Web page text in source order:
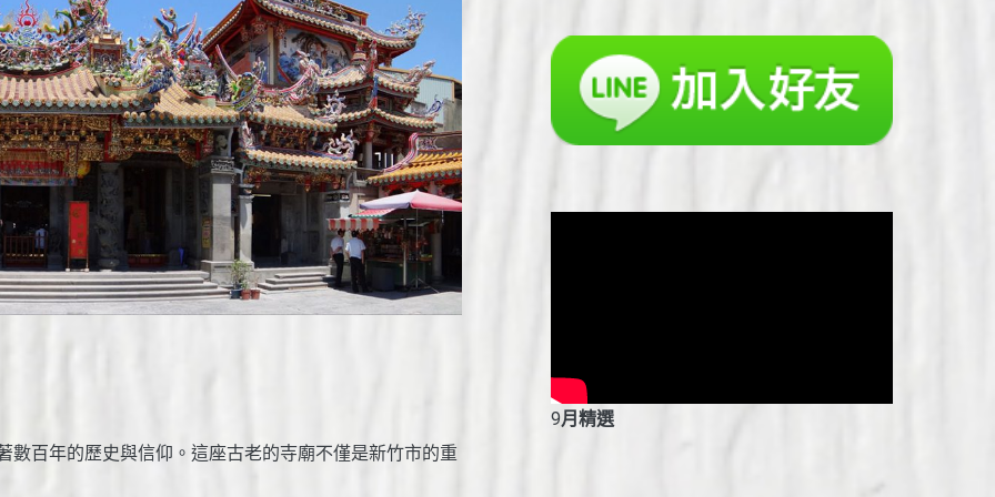
百年的歷史與信仰。這座古老的寺廟不僅是新竹市的重
9月精選